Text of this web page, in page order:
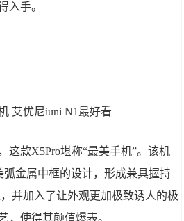
入手。
这款X5Pro堪称“最美手机”。该机
弧金属中框的设计，形成兼具握持
并加入了让外观更加极致诱人的极
，使得其颜值爆表。